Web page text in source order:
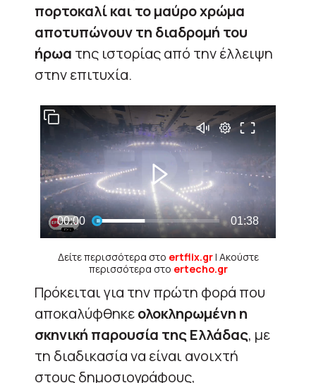
πορτοκαλί και το μαύρο χρώμα
αποτυπώνουν τη διαδρομή του
ήρωα της ιστορίας από την έλλειψη
στην επιτυχία.
Δείτε περισσότερα στο ertflix.gr| Ακούστε
περισσότερα στο ertecho.gr
Πρόκειται για την πρώτη φορά που
αποκαλύφθηκεολοκληρωμένη η
σκηνική παρουσία της Ελλάδας, με
τη διαδικασία να είναι ανοιχτή
στους δημοσιογράφους,